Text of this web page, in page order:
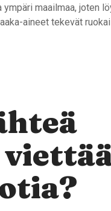
ympäri maailmaa, joten
aineet tekevät